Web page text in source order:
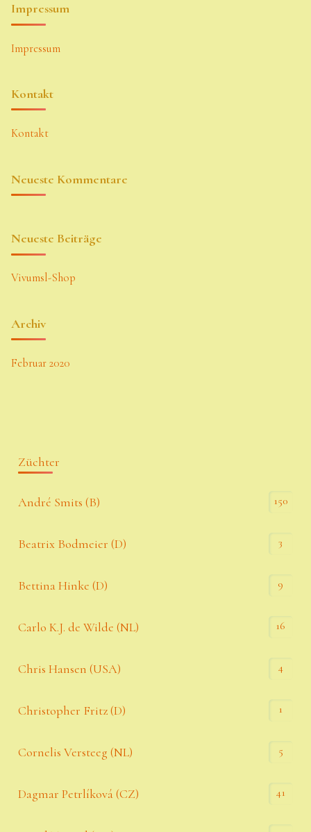
Impressum
Impressum
Kontakt
Kontakt
Neueste Kommentare
Neueste Beiträge
Vivumsl-Shop
Archiv
Februar 2020
Züchter
André Smits (B) 150
Beatrix Bodmeier (D) 3
Bettina Hinke (D) 9
Carlo K.J. de Wilde (NL) 16
Chris Hansen (USA) 4
Christopher Fritz (D) 1
Cornelis Versteeg (NL) 5
Dagmar Petrlíková (CZ) 41